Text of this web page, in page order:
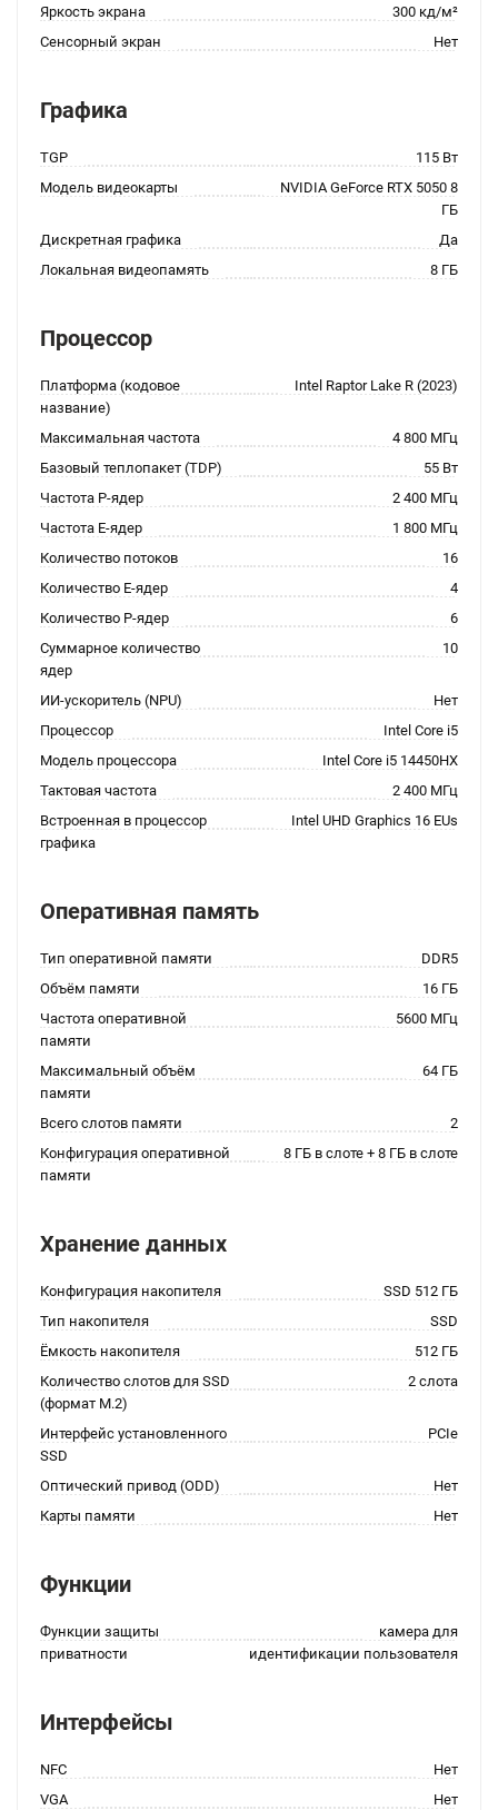
Яркость экрана
300 кд/м²
Сенсорный экран
Нет
Графика
TGP
115 Вт
Модель видеокарты
NVIDIA GeForce RTX 5050 8
ГБ
Дискретная графика
Да
Локальная видеопамять
8 ГБ
Процессор
Платформа (кодовое
название)
Intel Raptor Lake R (2023)
Максимальная частота
4 800 МГц
Базовый теплопакет (TDP)
55 Вт
Частота P-ядер
2 400 МГц
Частота E-ядер
1 800 МГц
Количество потоков
16
Количество E-ядер
4
Количество P-ядер
6
Суммарное количество
ядер
10
ИИ-ускоритель (NPU)
Нет
Процессор
Intel Core i5
Модель процессора
Intel Core i5 14450HX
Тактовая частота
2 400 МГц
Встроенная в процессор
графика
Intel UHD Graphics 16 EUs
Оперативная память
Тип оперативной памяти
DDR5
Объём памяти
16 ГБ
Частота оперативной
памяти
5600 МГц
Максимальный объём
памяти
64 ГБ
Всего слотов памяти
2
Конфигурация оперативной
памяти
8 ГБ в слоте + 8 ГБ в слоте
Хранение данных
Конфигурация накопителя
SSD 512 ГБ
Тип накопителя
SSD
Ёмкость накопителя
512 ГБ
Количество слотов для SSD
(формат M.2)
2 слота
Интерфейс установленного
SSD
PCIe
Оптический привод (ODD)
Нет
Карты памяти
Нет
Функции
Функции защиты
приватности
камера для
идентификации пользователя
Интерфейсы
NFC
Нет
VGA
Нет